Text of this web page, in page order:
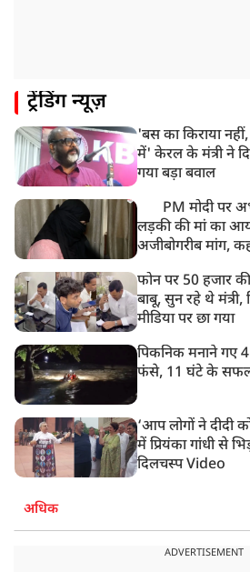
ट्रेंडिंग न्यूज़
'बस का किराया
में' केरल के मंत्री ने
गया बड़ा बवाल
PM मोदी पर
लड़की की मां का
अजीबोगरीब मांग,
फोन पर 50 हजार की
बाबू, सुन रहे थे
मीडिया पर छा गया
पिकनिक मनाने गए
फंसे, 11 घंटे के सफल
‘आप लोगों ने दीदी
में प्रियंका गांधी से
दिलचस्प Video
अधिक
ADVERTISEMENT